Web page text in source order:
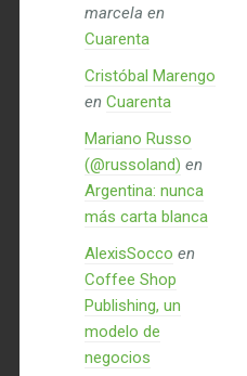
marcela en
Cuarenta
Cristóbal Marengo
en Cuarenta
Mariano Russo
(@russoland) en
Argentina: nunca
más carta blanca
AlexisSocco en
Coffee Shop
Publishing, un
modelo de
negocios